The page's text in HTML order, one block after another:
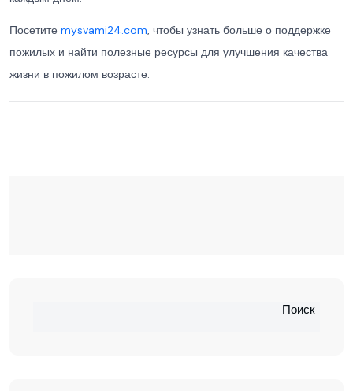
Посетите mysvami24.com, чтобы узнать больше о поддержке
пожилых и найти полезные ресурсы для улучшения качества
жизни в пожилом возрасте.
Поиск